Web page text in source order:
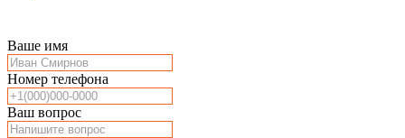
Ваше имя
Номер телефона
Ваш вопрос